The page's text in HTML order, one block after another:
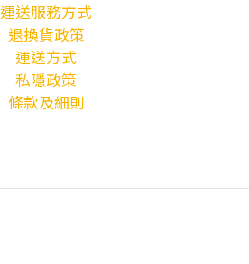
運送服務方式
退換貨政策
運送方式
私隱政策
條款及細則